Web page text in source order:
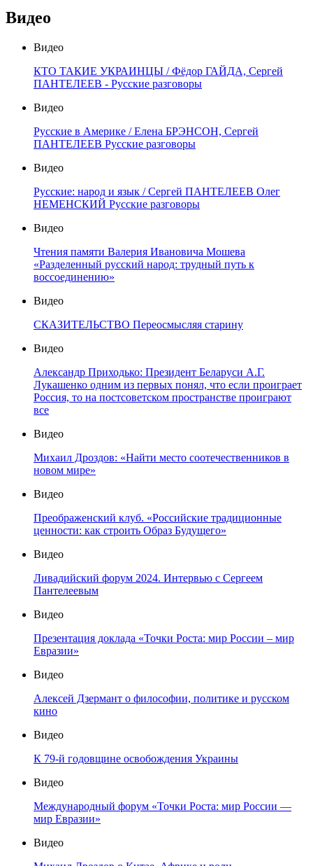
Видео
Видео
КТО ТАКИЕ УКРАИНЦЫ / Фёдор ГАЙДА, Сергей
ПАНТЕЛЕЕВ - Русские разговоры
Видео
Русские в Америке / Елена БРЭНСОН, Сергей
ПАНТЕЛЕЕВ Русские разговоры
Видео
Русские: народ и язык / Сергей ПАНТЕЛЕЕВ Олег
НЕМЕНСКИЙ Русские разговоры
Видео
Чтения памяти Валерия Ивановича Мошева
«Разделенный русский народ: трудный путь к
воссоединению»
Видео
СКАЗИТЕЛЬСТВО Переосмысляя старину
Видео
Александр Приходько: Президент Беларуси А.Г.
Лукашенко одним из первых понял, что если проиграет
Россия, то на постсоветском пространстве проиграют
все
Видео
Михаил Дроздов: «Найти место соотечественников в
новом мире»
Видео
Преображенский клуб. «Российские традиционные
ценности: как строить Образ Будущего»
Видео
Ливадийский форум 2024. Интервью с Сергеем
Пантелеевым
Видео
Презентация доклада «Точки Роста: мир России – мир
Евразии»
Видео
Алексей Дзермант о философии, политике и русском
кино
Видео
К 79-й годовщине освобождения Украины
Видео
Международный форум «Точки Роста: мир России —
мир Евразии»
Видео